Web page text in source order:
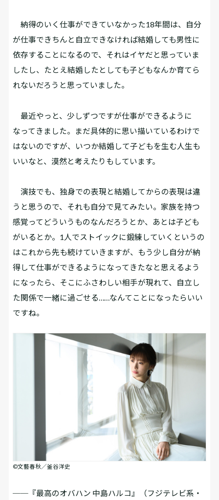
納得のいく仕事ができていなかった18年間は、自分
が仕事できちんと自立できなければ結婚しても男性に
依存することになるので、それはイヤだと思っていま
したし、たとえ結婚したとしても子どもなんか育てら
れないだろうと思っていました。
最近やっと、少しずつですが仕事ができるように
なってきました。まだ具体的に思い描いているわけで
はないのですが、いつか結婚して子どもを生む人生も
いいなと、漠然と考えたりもしています。
演技でも、独身での表現と結婚してからの表現は違
うと思うので、それも自分で見てみたい。家族を持つ
感覚ってどういうものなんだろうとか、あとは子ども
がいるとか。1人でストイックに鍛練していくというの
はこれから先も続けていきますが、もう少し自分が納
得して仕事ができるようになってきたなと思えるよう
になったら、そこにふさわしい相手が現れて、自立し
た関係で一緒に過ごせる……なんてことになったらいい
ですね。
©文藝春秋／釜谷洋史
──『最高のオバハン 中島ハルコ』（フジテレビ系・